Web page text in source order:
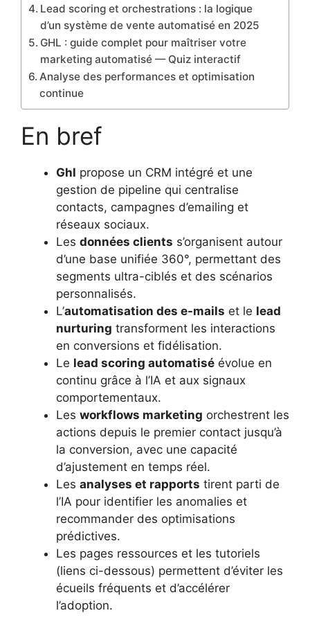
Lead scoring et orchestrations : la logique
d’un système de vente automatisé en 2025
GHL : guide complet pour maîtriser votre
marketing automatisé — Quiz interactif
Analyse des performances et optimisation
continue
En bref
Ghl propose un CRM intégré et une
gestion de pipeline qui centralise
contacts, campagnes d’emailing et
réseaux sociaux.
Les données clients s’organisent autour
d’une base unifiée 360°, permettant des
segments ultra-ciblés et des scénarios
personnalisés.
L’automatisation des e-mails et le lead
nurturing transforment les interactions
en conversions et fidélisation.
Le lead scoring automatisé évolue en
continu grâce à l’IA et aux signaux
comportementaux.
Les workflows marketing orchestrent les
actions depuis le premier contact jusqu’à
la conversion, avec une capacité
d’ajustement en temps réel.
Les analyses et rapports tirent parti de
l’IA pour identifier les anomalies et
recommander des optimisations
prédictives.
Les pages ressources et les tutoriels
(liens ci-dessous) permettent d’éviter les
écueils fréquents et d’accélérer
l’adoption.